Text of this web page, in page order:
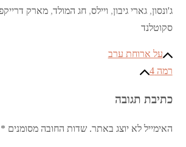
ג'ונסון,גארי גיבון, ויילס,חג המולד,מארק
סקוטלנד
ניווט
על ארוחת ערב
רמה 4
כתיבת תגובה
האימייל לא יוצג באתר. שדות החובה מסומנים *